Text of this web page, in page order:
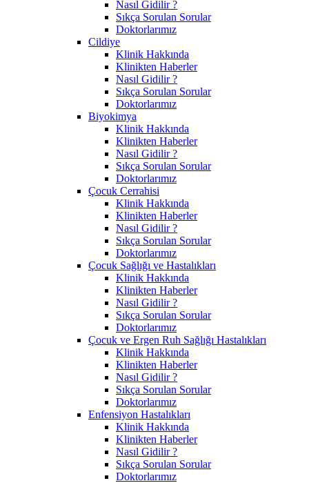
Nasıl Gidilir ?
Sıkça Sorulan Sorular
Doktorlarımız
Cildiye
Klinik Hakkında
Klinikten Haberler
Nasıl Gidilir ?
Sıkça Sorulan Sorular
Doktorlarımız
Biyokimya
Klinik Hakkında
Klinikten Haberler
Nasıl Gidilir ?
Sıkça Sorulan Sorular
Doktorlarımız
Çocuk Cerrahisi
Klinik Hakkında
Klinikten Haberler
Nasıl Gidilir ?
Sıkça Sorulan Sorular
Doktorlarımız
Çocuk Sağlığı ve Hastalıkları
Klinik Hakkında
Klinikten Haberler
Nasıl Gidilir ?
Sıkça Sorulan Sorular
Doktorlarımız
Çocuk ve Ergen Ruh Sağlığı Hastalıkları
Klinik Hakkında
Klinikten Haberler
Nasıl Gidilir ?
Sıkça Sorulan Sorular
Doktorlarımız
Enfensiyon Hastalıkları
Klinik Hakkında
Klinikten Haberler
Nasıl Gidilir ?
Sıkça Sorulan Sorular
Doktorlarımız